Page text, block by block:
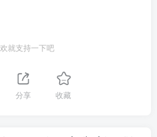
就支持一下吧
分享 收藏